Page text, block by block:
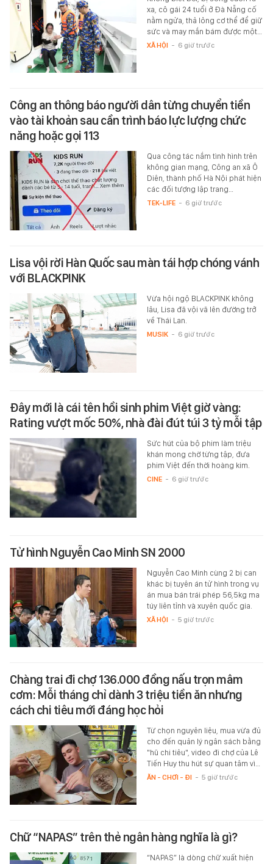
xa, cô gái 24 tuổi ở Đà Nẵng cố
nằm ngửa, thả lỏng cơ thể để giữ
sức và may mắn bám được một…
XÃ HỘI - 6 giờ trước
Công an thông báo người dân từng chuyển tiền
vào tài khoản sau cần trình báo lực lượng chức
năng hoặc gọi 113
Qua công tác nắm tình hình trên
không gian mạng, Công an xã Ô
Diên, thành phố Hà Nội phát hiện
các đối tượng lập trang…
TEK-LIFE - 6 giờ trước
Lisa vội rời Hàn Quốc sau màn tái hợp chóng vánh
với BLACKPINK
Vừa hội ngộ BLACKPINK không
lâu, Lisa đã vội vã lên đường trở
về Thái Lan.
MUSIK - 6 giờ trước
Đây mới là cái tên hồi sinh phim Việt giờ vàng:
Rating vượt mốc 50%, nhà đài đút túi 3 tỷ mỗi tập
Sức hút của bộ phim làm triệu
khán mong chờ từng tập, đưa
phim Việt đến thời hoàng kim.
CINE - 6 giờ trước
Tử hình Nguyễn Cao Minh SN 2000
Nguyễn Cao Minh cùng 2 bị can
khác bị tuyên án tử hình trong vụ
án mua bán trái phép 56,5kg ma
túy liên tỉnh và xuyên quốc gia.
XÃ HỘI - 5 giờ trước
Chàng trai đi chợ 136.000 đồng nấu trọn mâm
cơm: Mỗi tháng chỉ dành 3 triệu tiền ăn nhưng
cách chi tiêu mới đáng học hỏi
Từ chọn nguyên liệu, mua vừa đủ
cho đến quản lý ngân sách bằng
"hũ chi tiêu", video đi chợ của Lê
Tiến Huy thu hút sự quan tâm vì…
ĂN - CHƠI - ĐI - 5 giờ trước
Chữ “NAPAS” trên thẻ ngân hàng nghĩa là gì?
“NAPAS” là dòng chữ xuất hiện